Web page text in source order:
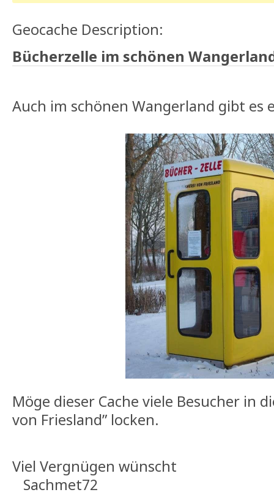
Geocache Description:
Bücherzelle im schönen
Auch im schönen Wangerland gibt es
Möge dieser Cache viele Besucher in
von Friesland” locken.
Viel Vergnügen wünscht
Sachmet72